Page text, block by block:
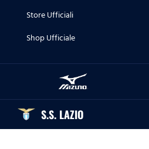
Store Ufficiali
Shop Ufficiale
S.S. LAZIO